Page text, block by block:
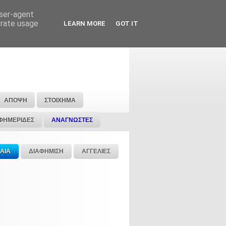
ΑΠΟΨΗ ΣΤΟΙΧΗΜΑ
ΑΝΑΓΝΩΣΤΕΣ
ΔΙΑΦΗΜΙΣΗ ΑΓΓΕΛΙΕΣ
agent
usage
LEARN MORE GOT IT